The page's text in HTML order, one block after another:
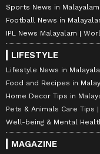
Sports News in Malayalam
Football News in
IPL News Malayalam
LIFESTYLE
Lifestyle News in
Food and Recipes in
Home Decor Tips in
Pets & Animals Care Tips
Well-being & Mental
MAGAZINE